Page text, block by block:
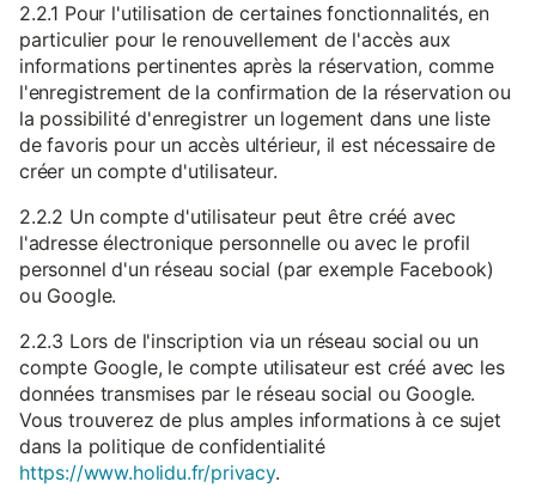
2.2.1 Pour l'utilisation de certaines fonctionnalités, en
particulier pour le renouvellement de l'accès aux
informations pertinentes après la réservation, comme
l'enregistrement de la confirmation de la réservation ou
la possibilité d'enregistrer un logement dans une liste
de favoris pour un accès ultérieur, il est nécessaire de
créer un compte d'utilisateur.
2.2.2 Un compte d'utilisateur peut être créé avec
l'adresse électronique personnelle ou avec le profil
personnel d'un réseau social (par exemple Facebook)
ou Google.
2.2.3 Lors de l'inscription via un réseau social ou un
compte Google, le compte utilisateur est créé avec les
données transmises par le réseau social ou Google.
Vous trouverez de plus amples informations à ce sujet
dans la politique de confidentialité
https://www.holidu.fr/privacy.